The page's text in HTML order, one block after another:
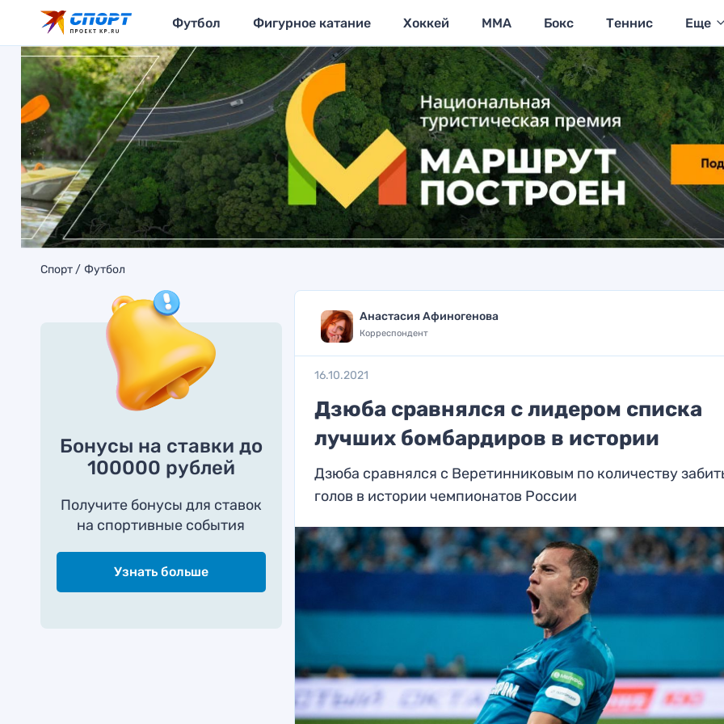
Футбол Фигурное катание Хоккей MMA Бокс Теннис Еще
Спорт Футбол
Бонусы на ставки до
100000 рублей
Получите бонусы для ставок
на спортивные события
Узнать больше
Анастасия Афиногенова
Корреспондент
16.10.2021
Дзюба сравнялся с лидером списка
лучших бомбардиров в истории
Дзюба сравнялся с Веретинниковым по количеству
голов в истории чемпионатов России